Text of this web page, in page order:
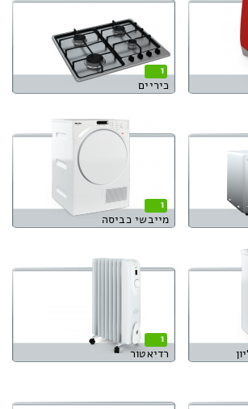
1
כיריים
1
מייבשי כביסה
1
רדיאטור